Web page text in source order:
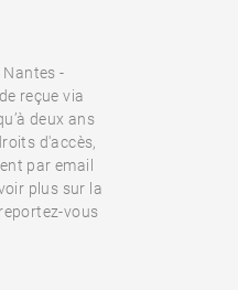
Nantes -
reçue via
deux ans
d'accès,
par email
plus sur la
vous